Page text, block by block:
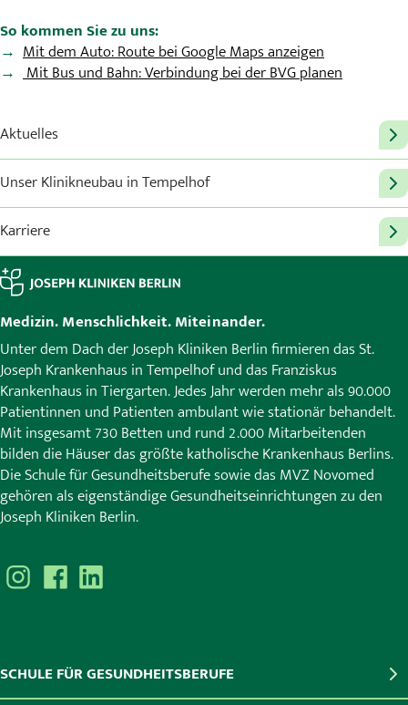
So kommen Sie zu uns:
Mit dem Auto: Route bei Google Maps anzeigen
Mit Bus und Bahn: Verbindung bei der BVG planen
Aktuelles
Unser Klinikneubau in Tempelhof
Karriere
Medizin. Menschlichkeit. Miteinander.
Unter dem Dach der Joseph Kliniken Berlin firmieren das St.
Joseph Krankenhaus in Tempelhof und das Franziskus
Krankenhaus in Tiergarten. Jedes Jahr werden mehr als 90.000
Patientinnen und Patienten ambulant wie stationär behandelt.
Mit insgesamt 730 Betten und rund 2.000 Mitarbeitenden
bilden die Häuser das größte katholische Krankenhaus Berlins.
Die Schule für Gesundheitsberufe sowie das MVZ Novomed
gehören als eigenständige Gesundheitseinrichtungen zu den
Joseph Kliniken Berlin.
SCHULE FÜR GESUNDHEITSBERUFE